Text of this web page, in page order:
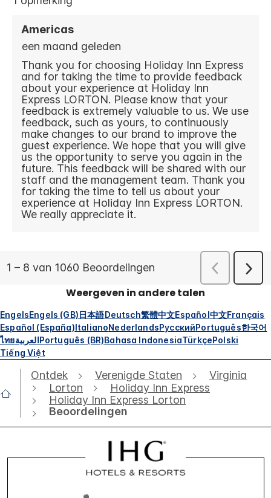
Weergeven in andere talen
EngelsEngels (GB)日本語Deutsch繁體中文Español中文Français
Español (España)ItalianoNederlandsРусскийPortuguês한국어
ไทยالعربيةPortuguês (BR)Bahasa IndonesiaTürkçePolski
Tiếng Việt
Ontdek Verenigde Staten
Virginia
Lorton
Holiday Inn Express
Holiday Inn Express Lorton
Beoordelingen